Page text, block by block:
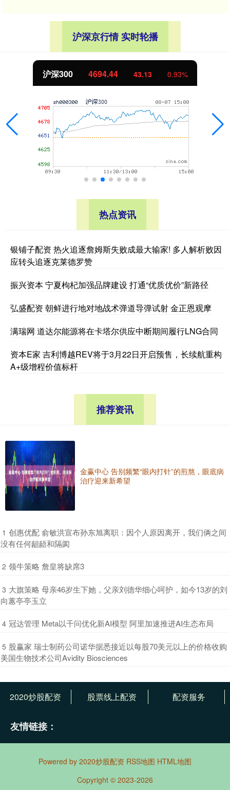
沪深京行情 实时轮播
沪深300 4694.44 43.13 0.93%
热点资讯
银铺子配资 热火追逐詹姆斯失败成最大输家! 多人解析败因
应转头追逐克莱德罗赞
振兴资本 宁夏枸杞加强品牌建设 打通“优质优价”新路径
弘盛配资 朝鲜进行地对地战术弹道导弹试射 金正恩观摩
满瑞网 道达尔能源将在卡塔尔供应中断期间履行LNG合同
资本E家 吉利博越REV将于3月22日开启预售，长续航重构
A+级增程价值标杆
推荐资讯
金赢中心 告别频繁“眼内打针”的煎熬，眼底病
治疗迎来新希望
1 ​创惠优配 俞敏洪宣布孙东旭离职：因个人原因离开，我们俩之间
没有任何龃龉和隔阂
2 ​领牛策略 詹皇将缺席3
3 ​大旗策略 母亲46岁生下她，父亲刘德华细心呵护，如今13岁的刘
向蕙亭亭玉立
4 ​冠达管理 Meta以千问优化新AI模型 阿里加速推进AI生态布局
5 ​股赢家 瑞士制药公司诺华据悉接近以每股70美元以上的价格收购
美国生物技术公司Avidity Biosciences
2020炒股配资 股票线上配资 配资服务
友情链接：
Powered by 2020炒股配资 RSS地图 HTML地图
Copyright © 2023-2026